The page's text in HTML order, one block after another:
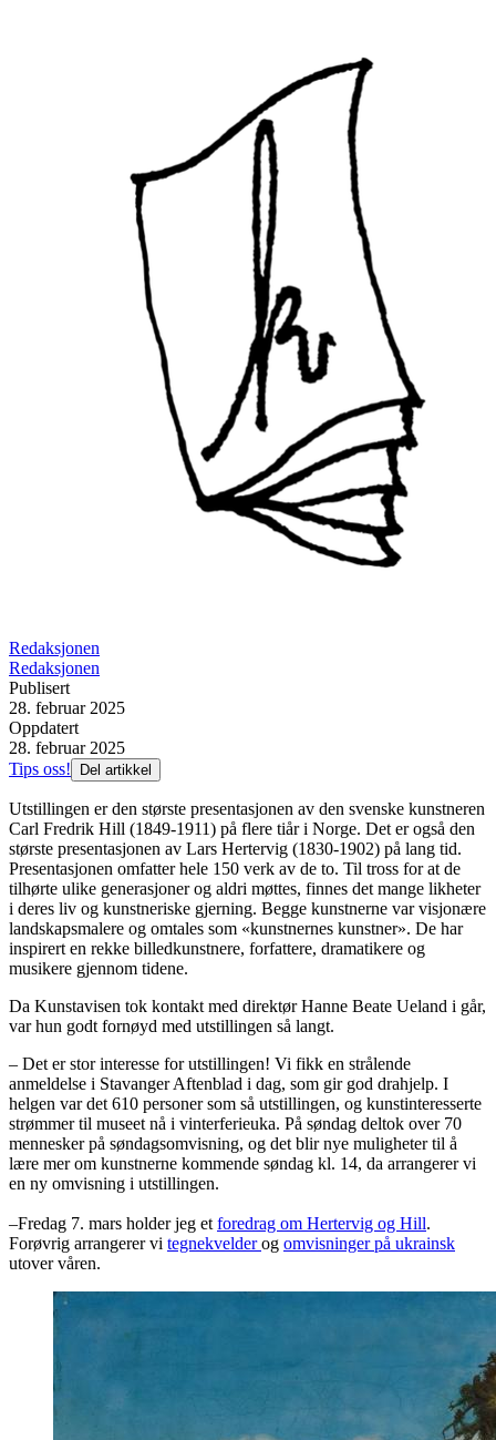
Redaksjonen
Redaksjonen
Publisert
28. februar 2025
Oppdatert
28. februar 2025
Tips oss!
Del artikkel
Utstillingen er den største presentasjonen av den svenske kunstneren
Carl Fredrik Hill (1849-1911) på flere tiår i Norge. Det er også den
største presentasjonen av Lars Hertervig (1830-1902) på lang tid.
Presentasjonen omfatter hele 150 verk av de to. Til tross for at de
tilhørte ulike generasjoner og aldri møttes, finnes det mange likheter
i deres liv og kunstneriske gjerning. Begge kunstnerne var visjonære
landskapsmalere og omtales som «kunstnernes kunstner». De har
inspirert en rekke billedkunstnere, forfattere, dramatikere og
musikere gjennom tidene.
Da Kunstavisen tok kontakt med direktør Hanne Beate Ueland i går,
var hun godt fornøyd med utstillingen så langt.
– Det er stor interesse for utstillingen! Vi fikk en strålende
anmeldelse i Stavanger Aftenblad i dag, som gir god drahjelp. I
helgen var det 610 personer som så utstillingen, og kunstinteresserte
strømmer til museet nå i vinterferieuka. På søndag deltok over 70
mennesker på søndagsomvisning, og det blir nye muligheter til å
lære mer om kunstnerne kommende søndag kl. 14, da arrangerer vi
en ny omvisning i utstillingen.
–Fredag 7. mars holder jeg et foredrag om Hertervig og Hill.
Forøvrig arrangerer vi tegnekvelderog omvisninger på ukrainsk
utover våren.